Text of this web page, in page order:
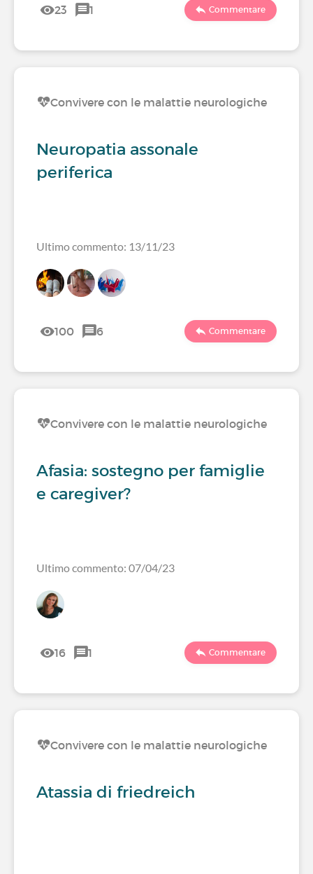
23 1 Commentare
Convivere con le malattie neurologiche
Neuropatia assonale
periferica
Ultimo commento: 13/11/23
100 6 Commentare
Convivere con le malattie neurologiche
Afasia: sostegno per famiglie
e caregiver?
Ultimo commento: 07/04/23
16 1 Commentare
Convivere con le malattie neurologiche
Atassia di friedreich